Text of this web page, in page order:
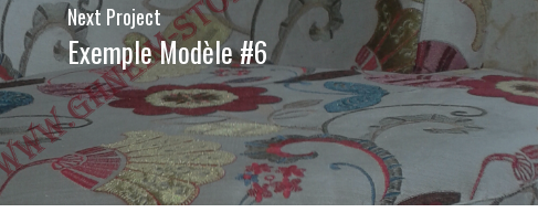
Next Project
Exemple Modèle #6